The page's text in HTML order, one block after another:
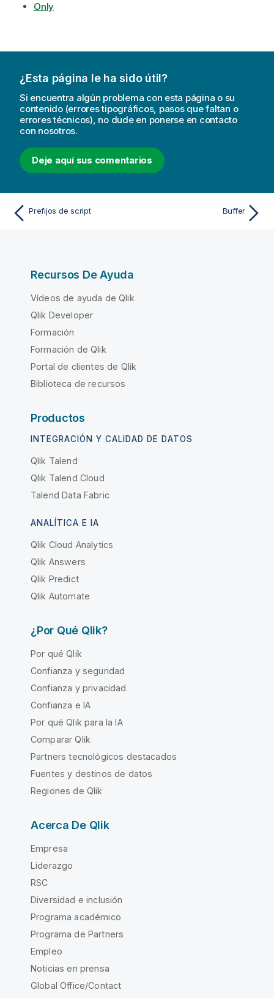
Only
¿Esta página le ha sido útil?
Si encuentra algún problema con esta página o su
contenido (errores tipográficos, pasos que faltan o
errores técnicos), no dude en ponerse en contacto
con nosotros.
Deje aquí sus comentarios
Prefijos de script Buffer
Recursos De Ayuda
Vídeos de ayuda de Qlik
Qlik Developer
Formación
Formación de Qlik
Portal de clientes de Qlik
Biblioteca de recursos
Productos
INTEGRACIÓN Y CALIDAD DE DATOS
Qlik Talend
Qlik Talend Cloud
Talend Data Fabric
ANALÍTICA E IA
Qlik Cloud Analytics
Qlik Answers
Qlik Predict
Qlik Automate
¿Por Qué Qlik?
Por qué Qlik
Confianza y seguridad
Confianza y privacidad
Confianza e IA
Por qué Qlik para la IA
Comparar Qlik
Partners tecnológicos destacados
Fuentes y destinos de datos
Regiones de Qlik
Acerca De Qlik
Empresa
Liderazgo
RSC
Diversidad e inclusión
Programa académico
Programa de Partners
Empleo
Noticias en prensa
Global Office/Contact